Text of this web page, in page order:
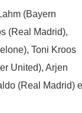
(Bayern
(Real Madrid),
Toni Kroos
United), Arjen
(Real Madrid)